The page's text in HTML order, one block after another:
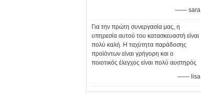
—— sara
Για την πρώτη συνεργασία μας, η
υπηρεσία αυτού του κατασκευαστή είναι
πολύ καλή. Η ταχύτητα παράδοσης
προϊόντων είναι γρήγορη και ο
ποιοτικός έλεγχος είναι πολύ αυστηρός
—— lisa